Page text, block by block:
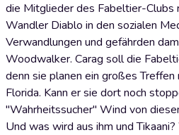
die Mitglieder des Fabeltier-Clubs
Wandler Diablo in den sozialen
Verwandlungen und gefährden
Woodwalker. Carag soll die
denn sie planen ein großes
Florida. Kann er sie dort noch
"Wahrheitssucher" Wind von
Und was wird aus ihm und